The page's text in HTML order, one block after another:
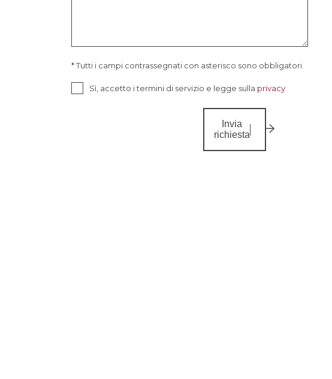
* Tutti i campi contrassegnati con asterisco sono obbligatori.
Sì, accetto i termini di servizio e legge sulla privacy
Invia
richiesta